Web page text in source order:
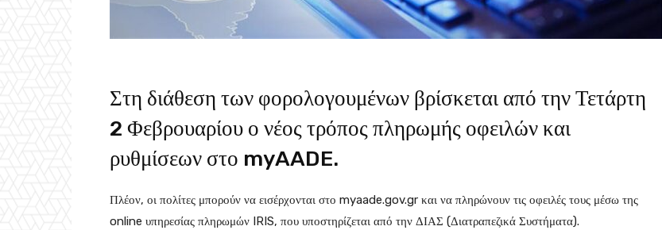
Στη διάθεση των φορολογουμένων βρίσκεται από την Τετάρτη
2 Φεβρουαρίου ο νέος τρόπος πληρωμής οφειλών και
ρυθμίσεων στο myAADE.
Πλέον, οι πολίτες μπορούν να εισέρχονται στο myaade.gov.gr και να πληρώνουν τις οφειλές τους μέσω της
online υπηρεσίας πληρωμών IRIS, που υποστηρίζεται από την ΔΙΑΣ (Διατραπεζικά Συστήματα).